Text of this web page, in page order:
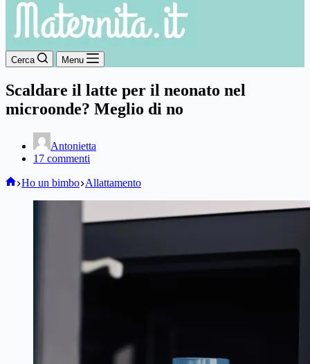
Cerca Menu
Scaldare il latte per il neonato nel
microonde? Meglio di no
Antonietta
17 commenti
Home
Ho un bimbo Allattamento